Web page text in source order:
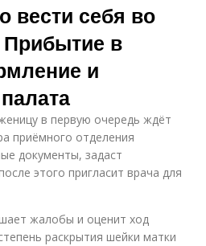
вести себя во
в
и
в первую очередь ждёт
приёмного отделения
документы, задаст
этого пригласит врача для
жалобы и оценит ход
раскрытия шейки матки